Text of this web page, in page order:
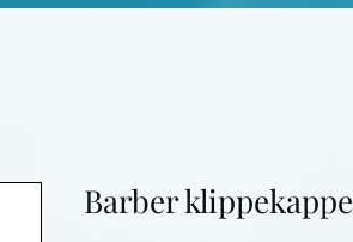
Barber klippekappe